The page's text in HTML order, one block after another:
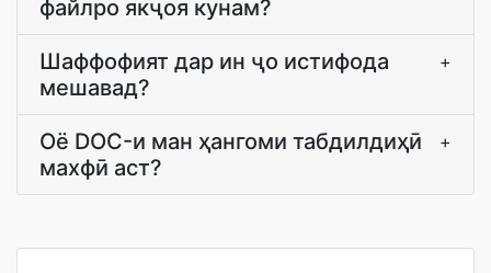
файлро якҷоя кунам?
Шаффофият дар ин ҷо истифода
мешавад?
+
Оё DOC-и ман ҳангоми табдилдиҳӣ
махфӣ аст?
+